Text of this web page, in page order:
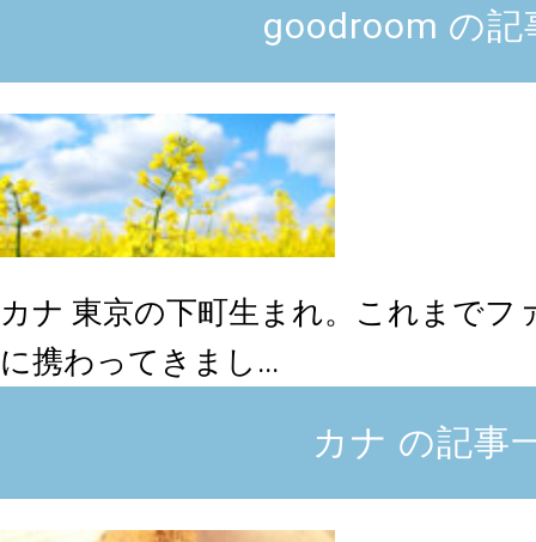
goodroom の記
カナ 東京の下町生まれ。これまでフ
に携わってきまし...
カナ の記事